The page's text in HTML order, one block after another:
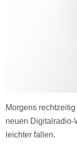
Morgens
neuen Digitalradio-
leichter fallen.